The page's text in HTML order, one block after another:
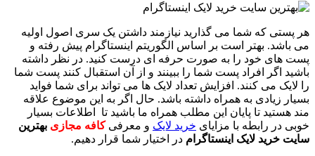
هر پستی که شما می‌ گذارید نیازمند داشتن یک سری اصول اولیه
می‌ باشد. بهتر است بر اساس الگوریتم اینستاگرام پیش رفته و
پست‌ های خود را به صورت حرفه‌ ای درست کنید. در نظر داشته
باشید اگر افراد پست شما را ببینند و از آن استقبال کنند پست شما
را لایک می کنند. افزایش تعداد لایک‌ ها می‌ تواند برای شما فواید
بسیار زیادی به همراه داشته باشد. حال اگر به این موضوع علاقه‌
مند هستید تا پایان این مطلب همراه ما باشید تا اطلاعات بسیار
خوبی در رابطه با مزایای خرید لایک و معرفیکافه مجازی بهترین
سایت خرید لایک اینستاگرام در اختیار شما قرار دهیم.